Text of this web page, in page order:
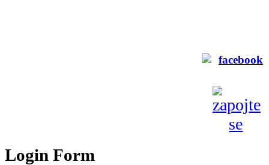
Login Form